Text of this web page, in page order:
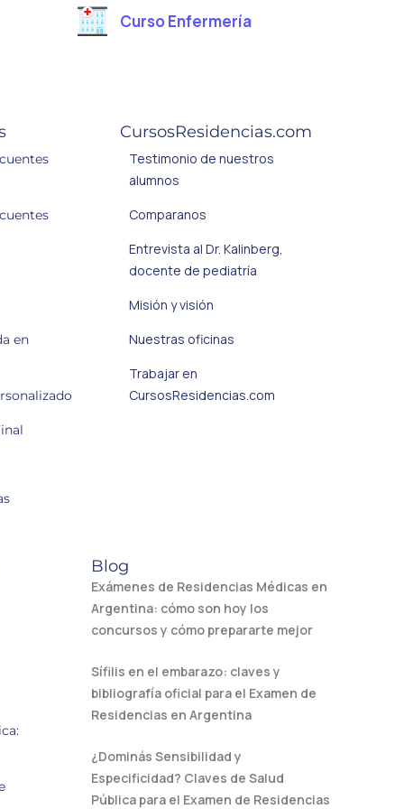
Curso Enfermería
en
CursosResidencias.com
Testimonio de nuestros
alumnos
Comparanos
Entrevista al Dr. Kalinberg,
docente de pediatría
Misión y visión
Nuestras oficinas
Trabajar en
CursosResidencias.com
Blog
Exámenes de Residencias Médicas en
Argentina: cómo son hoy los
concursos y cómo prepararte mejor
Sífilis en el embarazo: claves y
bibliografía oficial para el Examen de
Residencias en Argentina
¿Dominás Sensibilidad y
Especificidad? Claves de Salud
Pública para el Examen de Residencias